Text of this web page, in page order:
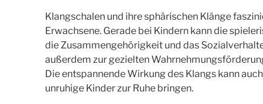
Klangschalen und ihre sphärischen Klänge
Erwachsene. Gerade bei Kindern kann die
die Zusammengehörigkeit und das
außerdem zur gezielten
Die entspannende Wirkung des Klangs kann
unruhige Kinder zur Ruhe bringen.